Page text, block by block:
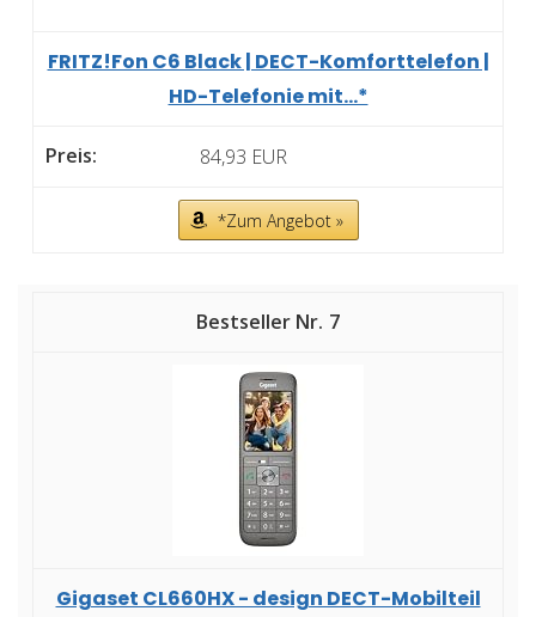
FRITZ!Fon C6 Black | DECT-Komforttelefon |
HD-Telefonie mit...*
84,93 EUR
*Zum Angebot »
7
Gigaset CL660HX - design DECT-Mobilteil